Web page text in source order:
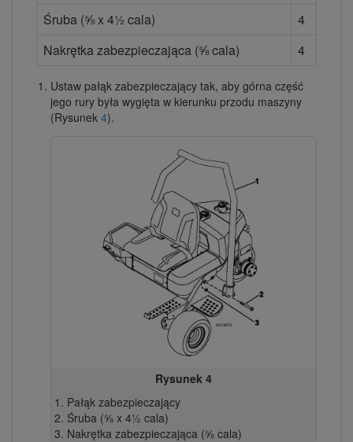
Śruba (⅝ x 4½ cala)
4
Nakrętka zabezpieczająca (⅝ cala)
4
Ustaw pałąk zabezpieczający tak, aby górna część
jego rury była wygięta w kierunku przodu maszyny
(Rysunek 4).
Rysunek 4
Pałąk zabezpieczający
Śruba (⅝ x 4½ cala)
Nakrętka zabezpieczająca (⅝ cala)